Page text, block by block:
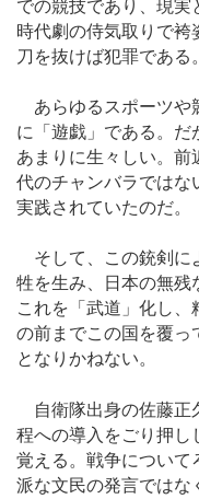
での競技であり、現実
時代劇の侍気取りで袴
刀を抜けば犯罪である。
あらゆるスポーツや
に「遊戯」である。だ
あまりに生々しい。
代のチャンバラではな
実践されていたのだ。
そして、この銃剣に
牲を生み、日本の無残
これを「武道」化し、
の前までこの国を覆っ
となりかねない。
自衛隊出身の佐藤正
程への導入をごり押し
覚える。戦争について
派な文民の発言ではな